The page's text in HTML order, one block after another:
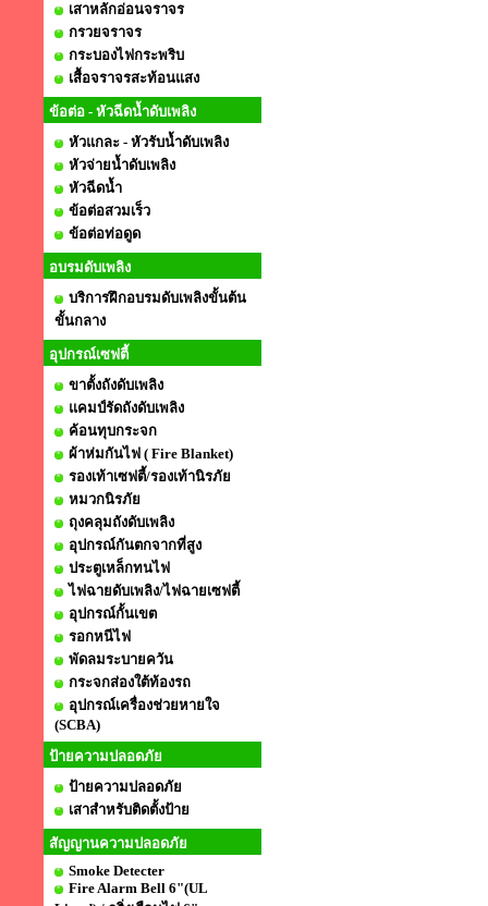
เสาหลักอ่อนจราจร
กรวยจราจร
กระบองไฟกระพริบ
เสื้อจราจรสะท้อนแสง
ข้อต่อ - หัวฉีดน้ำดับเพลิง
หัวแกละ - หัวรับน้ำดับเพลิง
หัวจ่ายน้ำดับเพลิง
หัวฉีดน้ำ
ข้อต่อสวมเร็ว
ข้อต่อท่อดูด
อบรมดับเพลิง
บริการฝึกอบรมดับเพลิงขั้นต้น
ขั้นกลาง
อุปกรณ์เซฟตี้
ขาตั้งถังดับเพลิง
แคมป์รัดถังดับเพลิง
ค้อนทุบกระจก
ผ้าห่มกันไฟ ( Fire Blanket)
รองเท้าเซฟตี้/รองเท้านิรภัย
หมวกนิรภัย
ถุงคลุมถังดับเพลิง
อุปกรณ์กันตกจากที่สูง
ประตูเหล็กทนไฟ
ไฟฉายดับเพลิง/ไฟฉายเซฟตี้
อุปกรณ์กั้นเขต
รอกหนีไฟ
พัดลมระบายควัน
กระจกส่องใต้ท้องรถ
อุปกรณ์เครื่องช่วยหายใจ
(SCBA)
ป้ายความปลอดภัย
ป้ายความปลอดภัย
เสาสำหรับติดตั้งป้าย
สัญญานความปลอดภัย
Smoke Detecter
Fire Alarm Bell 6"(UL